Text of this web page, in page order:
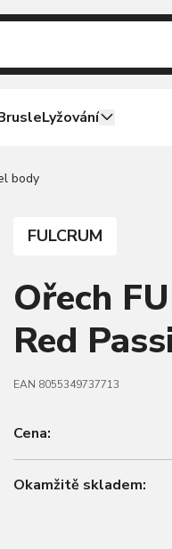
Lyžování
body
FULCRUM
Ořech
Red
EAN 8055349737713
Cena:
Okamžitě skladem: